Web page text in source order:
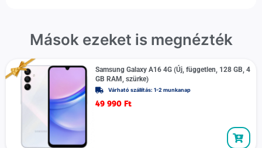
Mások ezeket is megnézték
Samsung Galaxy A16 4G (Új, független, 128 GB, 4
GB RAM, szürke)
Várható szállítás: 1-2 munkanap
49 990 Ft